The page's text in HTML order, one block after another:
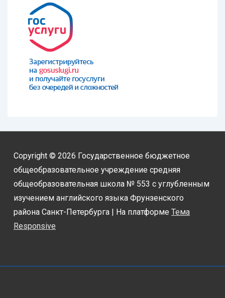
Copyright © 2026 Государственное бюджетное
общеобразовательное учреждение средняя
общеобразовательная школа № 553 с углубленным
изучением английского языка Фрунзенского
района Санкт-Петербурга
| На платформе Тема
Responsive